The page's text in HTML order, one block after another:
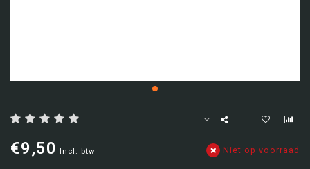
€9,50 Incl. btw Niet op voorraad